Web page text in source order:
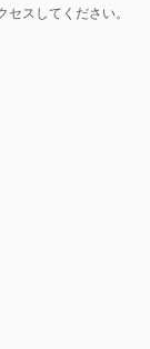
スしてください。